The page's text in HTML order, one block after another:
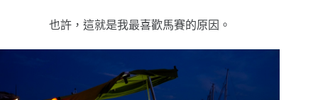
也許，這就是我最喜歡馬賽的原因。